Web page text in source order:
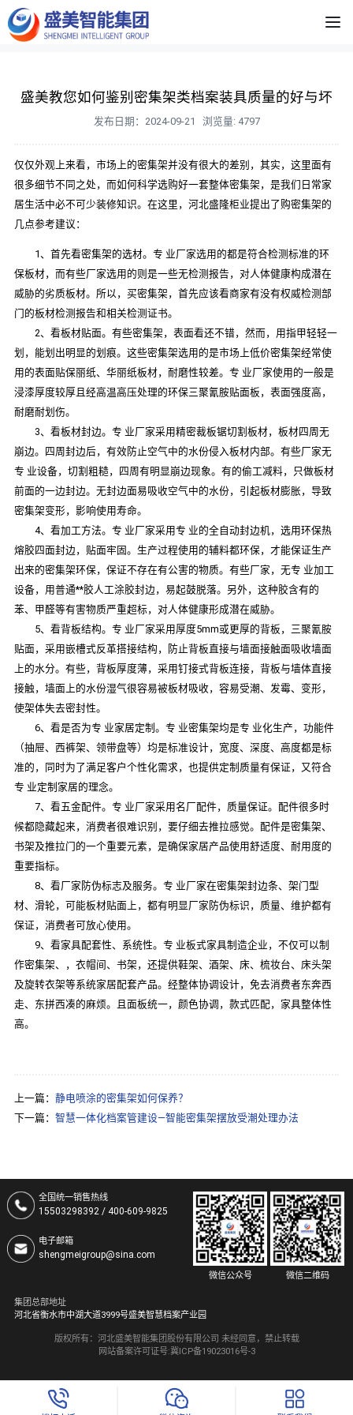
盛美教您如何鉴别密集架类档案装具质量的好与坏
发布日期：2024-09-21 浏览量: 4797
仅仅外观上来看，市场上的密集架并没有很大的差别，其实，这里面有
很多细节不同之处，而如何科学选购好一套整体密集架，是我们日常家
居生活中必不可少装修知识。在这里，河北盛隆柜业提出了购密集架的
几点参考建议：
1、首先看密集架的选材。专 业厂家选用的都是符合检测标准的环
保板材，而有些厂家选用的则是一些无检测报告，对人体健康构成潜在
威胁的劣质板材。所以，买密集架，首先应该看商家有没有权威检测部
门的板材检测报告和相关检测证书。
2、看板材贴面。有些密集架，表面看还不错，然而，用指甲轻轻一
划，能划出明显的划痕。这些密集架选用的是市场上低价密集架经常使
用的表面贴保丽纸、华丽纸板材，耐磨性较差。专 业厂家使用的一般是
浸漆厚度较厚且经高温高压处理的环保三聚氰胺贴面板，表面强度高，
耐磨耐划伤。
3、看板材封边。专 业厂家采用精密裁板锯切割板材，板材四周无
崩边。四周封边后，有效防止空气中的水份侵入板材内部。有些厂家无
专 业设备，切割粗糙，四周有明显崩边现象。有的偷工减料，只做板材
前面的一边封边。无封边面易吸收空气中的水份，引起板材膨胀，导致
密集架变形，影响使用寿命。
4、看加工方法。专 业厂家采用专 业的全自动封边机，选用环保热
熔胶四面封边，贴面牢固。生产过程使用的辅料都环保，才能保证生产
出来的密集架环保，保证不存在有公害的物质。有些厂家，无专 业加工
设备，用普通**胶人工涂胶封边，易起鼓脱落。另外，这种胶含有的
苯、甲醛等有害物质严重超标，对人体健康形成潜在威胁。
5、看背板结构。专 业厂家采用厚度5mm或更厚的背板，三聚氰胺
贴面，采用嵌槽式反革搭接结构，防止背板直接与墙面接触面吸收墙面
上的水分。有些，背板厚度薄，采用钉接式背板连接，背板与墙体直接
接触，墙面上的水份湿气很容易被板材吸收，容易受潮、发霉、变形，
使架体失去密封性。
6、看是否为专 业家居定制。专 业密集架均是专 业化生产，功能件
（抽屉、西裤架、领带盘等）均是标准设计，宽度、深度、高度都是标
准的，同时为了满足客户个性化需求，也提供定制质量有保证，又符合
专 业定制家居的理念。
7、看五金配件。专 业厂家采用名厂配件，质量保证。配件很多时
候都隐藏起来，消费者很难识别，要仔细去推拉感觉。配件是密集架、
书架及推拉门的一个重要元素，是确保家居产品使用舒适度、耐用度的
重要指标。
8、看厂家防伪标志及服务。专 业厂家在密集架封边条、架门型
材、滑轮，可能板材贴面上，都有明显厂家防伪标识，质量、维护都有
保证，消费者可放心使用。
9、看家具配套性、系统性。专 业板式家具制造企业，不仅可以制
作密集架、，衣帽间、书架，还提供鞋架、酒架、床、梳妆台、床头架
及旋转衣架等系统家居配套产品。经整体协调设计，免去消费者东奔西
走、东拼西凑的麻烦。且面板统一，颜色协调，款式匹配，家具整体性
高。
上一篇： 静电喷涂的密集架如何保养？
下一篇： 智慧一体化档案管建设—智能密集架摆放受潮处理办法
全国统一销售热线
15503298392 / 400-609-9825
电子邮箱
shengmeigroup@sina.com
微信公众号 微信二维码
集团总部地址
河北省衡水市中湖大道3999号盛美智慧档案产业园
版权所有：河北盛美智能集团股份有限公司 未经同意，禁止转载
网站备案许可证号:冀ICP备19023016号-3